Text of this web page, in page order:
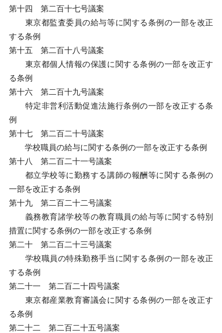
第十四 第二百十七号議案
東京都監査委員の給与等に関する条例の一部を改正
する条例
第十五 第二百十八号議案
東京都個人情報の保護に関する条例の一部を改正す
る条例
第十六 第二百十九号議案
特定非営利活動促進法施行条例の一部を改正する条
例
第十七 第二百二十号議案
学校職員の給与に関する条例の一部を改正する条例
第十八 第二百二十一号議案
都立学校等に勤務する講師の報酬等に関する条例の
一部を改正する条例
第十九 第二百二十二号議案
義務教育諸学校等の教育職員の給与等に関する特別
措置に関する条例の一部を改正する条例
第二十 第二百二十三号議案
学校職員の特殊勤務手当に関する条例の一部を改正
する条例
第二十一 第二百二十四号議案
東京都産業教育審議会に関する条例の一部を改正す
る条例
第二十二 第二百二十五号議案